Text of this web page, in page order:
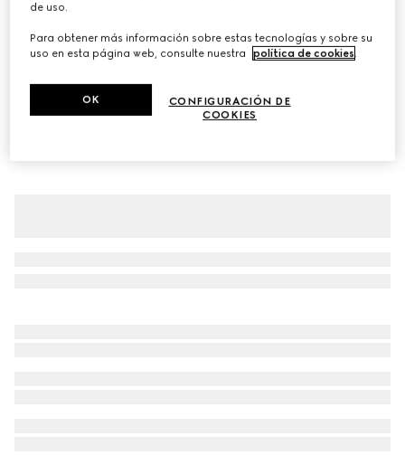
Zapatilla con suela gruesa para hombre
€ 790
Variacionespiel negra y blanca
de uso.
Para obtener más información sobre estas tecnologías y sobre su
uso en esta página web, consulte nuestra
política de cookies.
CONFIGURACIÓN DE
COOKIES
OK